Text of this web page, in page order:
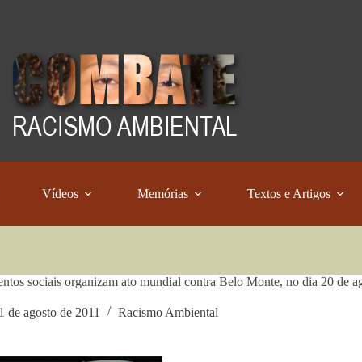
Vídeos Memórias Textos e Artigos
sociais organizam ato mundial contra Belo Monte, no dia 20 de
de agosto de 2011 Racismo Ambiental